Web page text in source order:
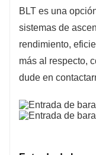
BLT es una
sistemas de
rendimiento,
más al respecto,
dude en